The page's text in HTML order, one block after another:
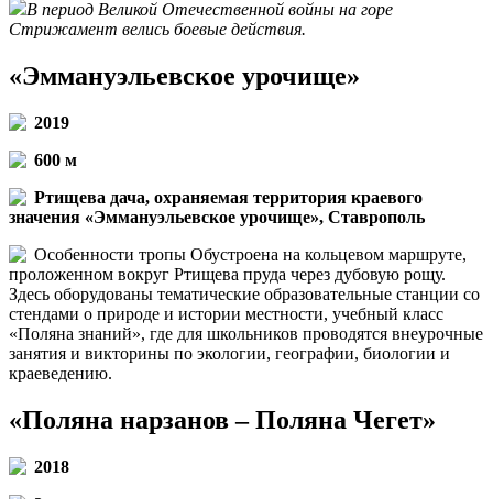
В период Великой Отечественной войны на горе
Стрижамент велись боевые действия.
«Эммануэльевское урочище»
2019
600 м
Ртищева дача, охраняемая территория краевого
значения «Эммануэльевское урочище», Ставрополь
Особенности тропы Обустроена на кольцевом маршруте,
проложенном вокруг Ртищева пруда через дубовую рощу.
Здесь оборудованы тематические образовательные станции со
стендами о природе и истории местности, учебный класс
«Поляна знаний», где для школьников проводятся внеурочные
занятия и викторины по экологии, географии, биологии и
краеведению.
«Поляна нарзанов – Поляна Чегет»
2018